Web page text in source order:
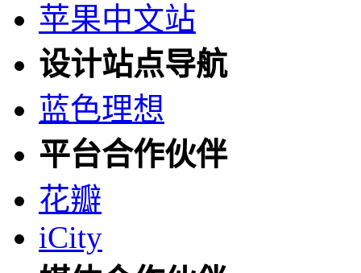
苹果中文站
设计站点导航
蓝色理想
平台合作伙伴
花瓣
iCity